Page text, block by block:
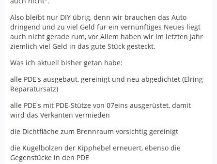
Also bleibt nur DIY übrig, denn wir brauchen das Auto
dringend und zu viel Geld für ein vernünftiges Neues liegt
auch nicht gerade rum, vor Allem haben wir im letzten Jahr
ziemlich viel Geld in das gute Stück gesteckt.
Was ich aktuell bisher getan habe:
alle PDE's ausgebaut, gereinigt und neu abgedichtet (Elring
Reparatursatz)
alle PDE's mit PDE-Stütze von 07eins ausgerüstet, damit
wird das Verkanten vermieden
die Dichtfläche zum Brennraum vorsichtig gereinigt
die Kugelbolzen der Kipphebel erneuert, ebenso die
Gegenstücke in den PDE